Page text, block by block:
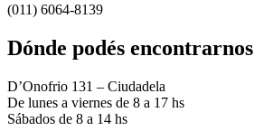
(011) 6064-8139
Dónde podés encontrarnos
D’Onofrio 131 – Ciudadela
De lunes a viernes de 8 a 17 hs
Sábados de 8 a 14 hs